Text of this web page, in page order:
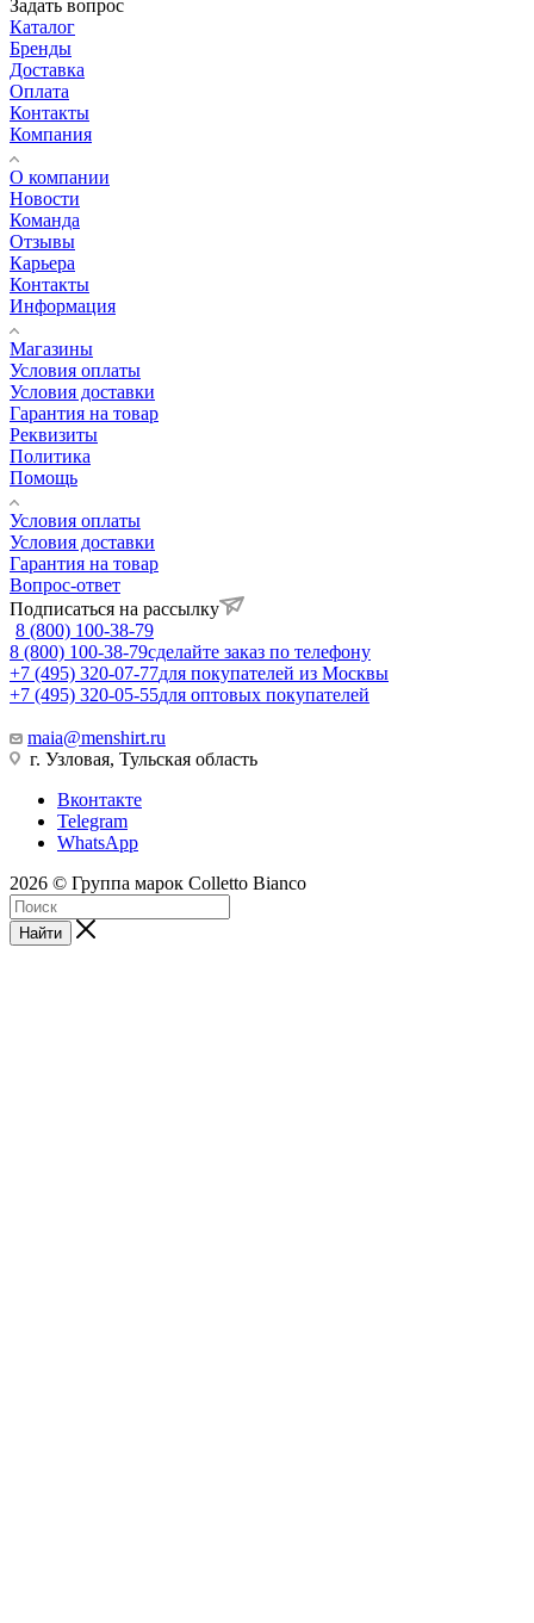
Задать вопрос
Каталог
Бренды
Доставка
Оплата
Контакты
Компания
О компании
Новости
Команда
Отзывы
Карьера
Контакты
Информация
Магазины
Условия оплаты
Условия доставки
Гарантия на товар
Реквизиты
Политика
Помощь
Условия оплаты
Условия доставки
Гарантия на товар
Вопрос-ответ
Подписаться на рассылку
8 (800) 100-38-79
8 (800) 100-38-79сделайте заказ по телефону
+7 (495) 320-07-77для покупателей из Москвы
+7 (495) 320-05-55для оптовых покупателей
maia@menshirt.ru
г. Узловая, Тульская область
Вконтакте
Telegram
WhatsApp
2026 © Группа марок Colletto Bianco
Найти